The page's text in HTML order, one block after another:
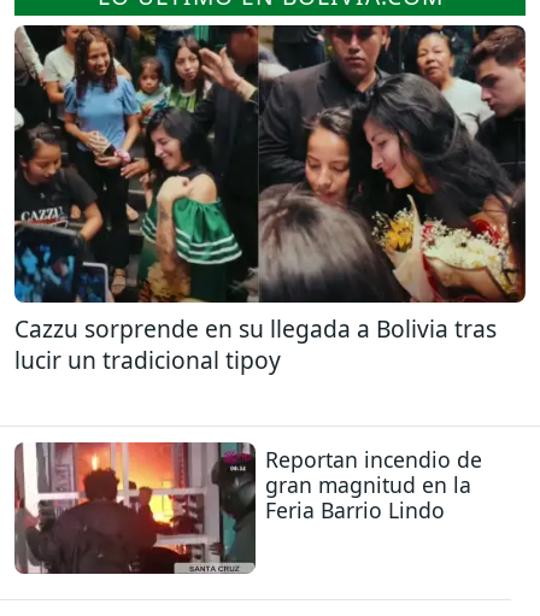
Cazzu sorprende en su llegada a Bolivia tras
lucir un tradicional tipoy
Reportan incendio de
gran magnitud en la
Feria Barrio Lindo